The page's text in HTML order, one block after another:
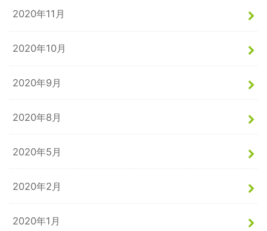
2020年11月
2020年10月
2020年9月
2020年8月
2020年5月
2020年2月
2020年1月